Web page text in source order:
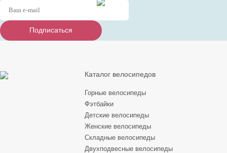
Подписаться
Подписаться
Подписаться
Каталог велосипедов
Горные велосипеды
Фэтбайки
Детские велосипеды
Женские велосипеды
Складные велосипеды
Двухподвесные велосипеды